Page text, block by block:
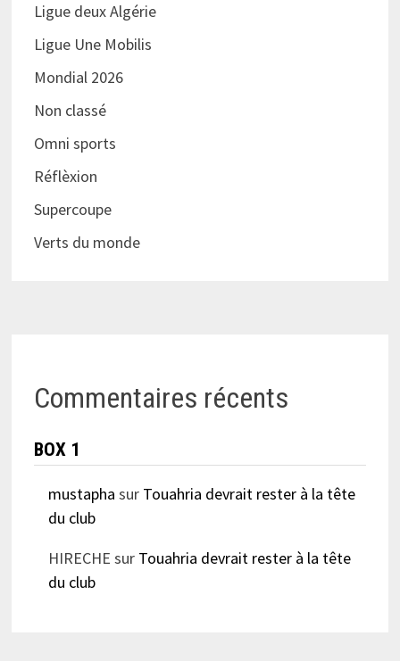
Ligue deux Algérie
Ligue Une Mobilis
Mondial 2026
Non classé
Omni sports
Réflèxion
Supercoupe
Verts du monde
Commentaires récents
BOX 1
mustapha sur Touahria devrait rester à la tête
du club
HIRECHE sur Touahria devrait rester à la tête
du club